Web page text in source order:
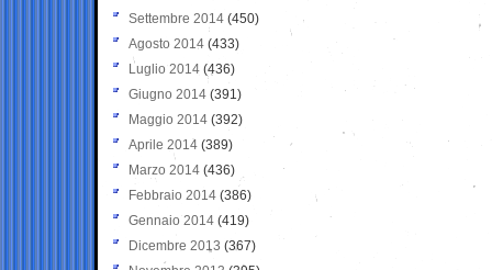
Settembre 2014 (450)
Agosto 2014 (433)
Luglio 2014 (436)
Giugno 2014 (391)
Maggio 2014 (392)
Aprile 2014 (389)
Marzo 2014 (436)
Febbraio 2014 (386)
Gennaio 2014 (419)
Dicembre 2013 (367)